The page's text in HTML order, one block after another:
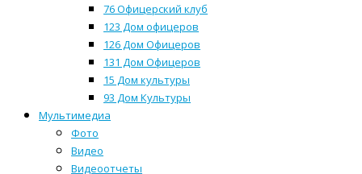
76 Офицерский клуб
123 Дом офицеров
126 Дом Офицеров
131 Дом Офицеров
15 Дом культуры
93 Дом Культуры
Мультимедиа
Фото
Видео
Видеоотчеты